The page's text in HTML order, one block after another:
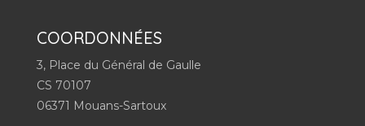
COORDONNÉES
3, Place du Général de Gaulle
CS 70107
06371 Mouans-Sartoux